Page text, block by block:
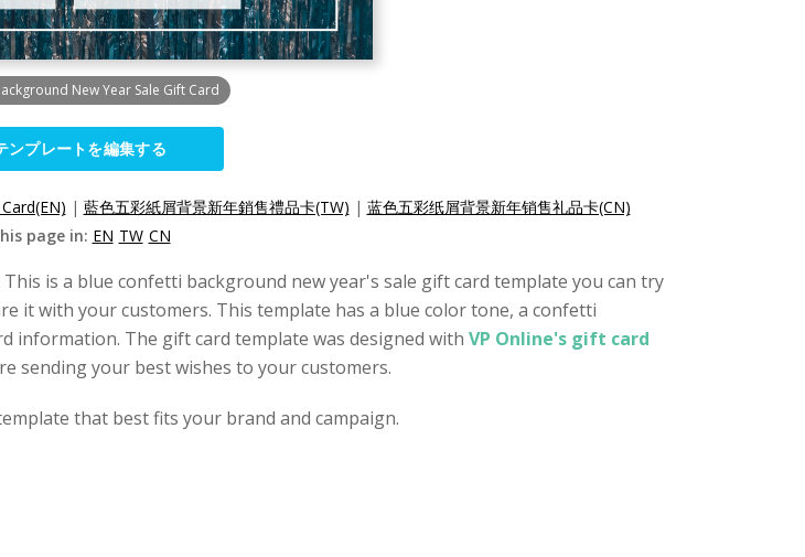
New Year Sale Gift Card
ンプレートを編集する
| 藍色五彩紙屑背景新年銷售禮品卡(TW) | 蓝色五彩纸屑背景新年销售礼品卡(CN)
page in: EN TW CN
is a blue confetti background new year's sale gift card template you can try
it with your customers. This template has a blue color tone, a confetti
information. The gift card template was designed with VP Online's gift card
sending your best wishes to your customers.
that best fits your brand and campaign.